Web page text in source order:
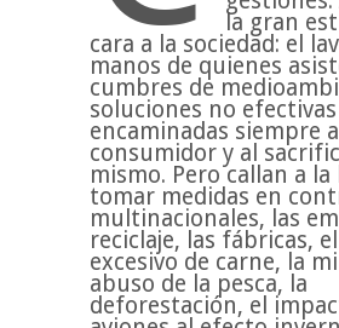
la gran
cara a la sociedad: el
manos de quienes
cumbres de
soluciones no
encaminadas siempre
consumidor y al
mismo. Pero callan a la
tomar medidas en
multinacionales, las
reciclaje, las fábricas,
excesivo de carne, la
abuso de la pesca, la
deforestación, el